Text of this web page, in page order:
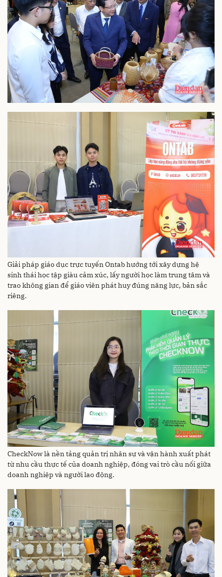
Giải pháp giáo dục trực tuyến Ontab hướng tới xây dựng hệ
sinh thái học tập giàu cảm xúc, lấy người học làm trung tâm và
trao không gian để giáo viên phát huy đúng năng lực, bản sắc
riêng.
CheckNow là nền tảng quản trị nhân sự và vận hành xuất phát
từ nhu cầu thực tế của doanh nghiệp, đóng vai trò cầu nối giữa
doanh nghiệp và người lao động.